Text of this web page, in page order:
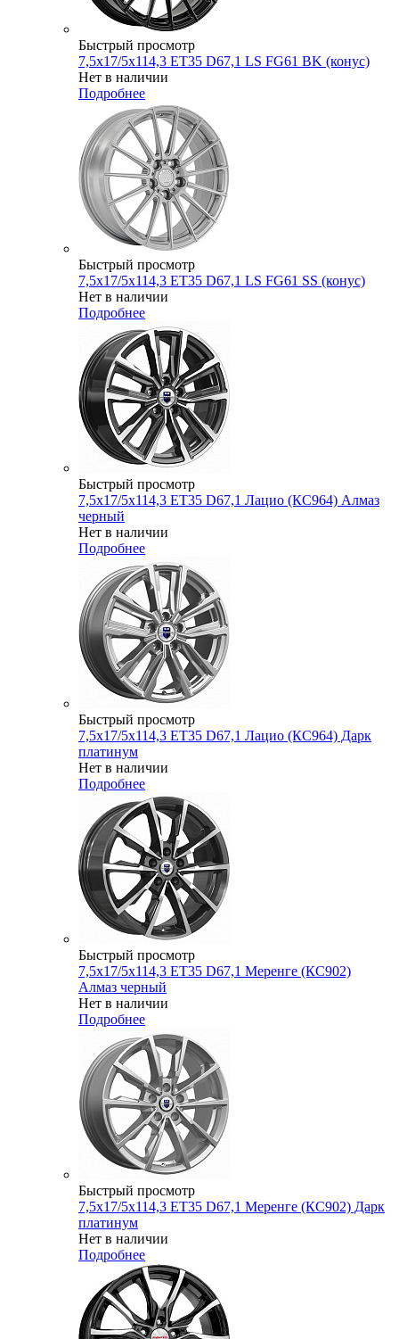
Быстрый просмотр
7,5x17/5x114,3 ET35 D67,1 LS FG61 BK (конус)
Нет в наличии
Подробнее
Быстрый просмотр
7,5x17/5x114,3 ET35 D67,1 LS FG61 SS (конус)
Нет в наличии
Подробнее
Быстрый просмотр
7,5x17/5x114,3 ET35 D67,1 Лацио (КС964) Алмаз
черный
Нет в наличии
Подробнее
Быстрый просмотр
7,5x17/5x114,3 ET35 D67,1 Лацио (КС964) Дарк
платинум
Нет в наличии
Подробнее
Быстрый просмотр
7,5x17/5x114,3 ET35 D67,1 Меренге (КС902)
Алмаз черный
Нет в наличии
Подробнее
Быстрый просмотр
7,5x17/5x114,3 ET35 D67,1 Меренге (КС902) Дарк
платинум
Нет в наличии
Подробнее